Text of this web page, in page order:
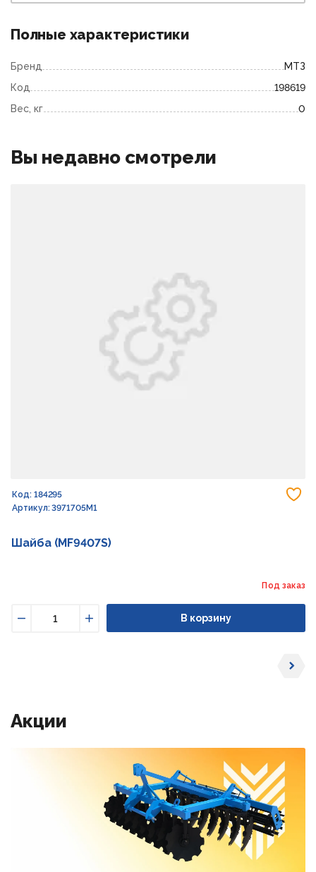
Полные характеристики
Бренд
МТЗ
Код
198619
Вес, кг
0
Вы недавно смотрели
Код: 184295
Артикул: 3971705M1
Шайба (MF9407S)
Под заказ
Увеличить
В корзину
Акции